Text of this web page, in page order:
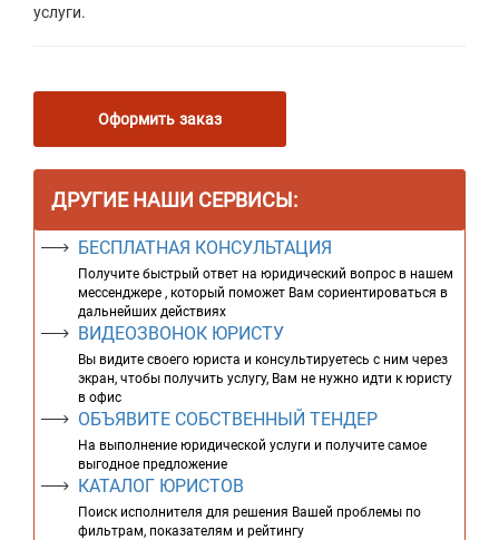
услуги.
Оформить заказ
ДРУГИЕ НАШИ СЕРВИСЫ:
БЕСПЛАТНАЯ КОНСУЛЬТАЦИЯ
Получите быстрый ответ на юридический вопрос в нашем
мессенджере , который поможет Вам сориентироваться в
дальнейших действиях
ВИДЕОЗВОНОК ЮРИСТУ
Вы видите своего юриста и консультируетесь с ним через
экран, чтобы получить услугу, Вам не нужно идти к юристу
в офис
ОБЪЯВИТЕ СОБСТВЕННЫЙ ТЕНДЕР
На выполнение юридической услуги и получите самое
выгодное предложение
КАТАЛОГ ЮРИСТОВ
Поиск исполнителя для решения Вашей проблемы по
фильтрам, показателям и рейтингу